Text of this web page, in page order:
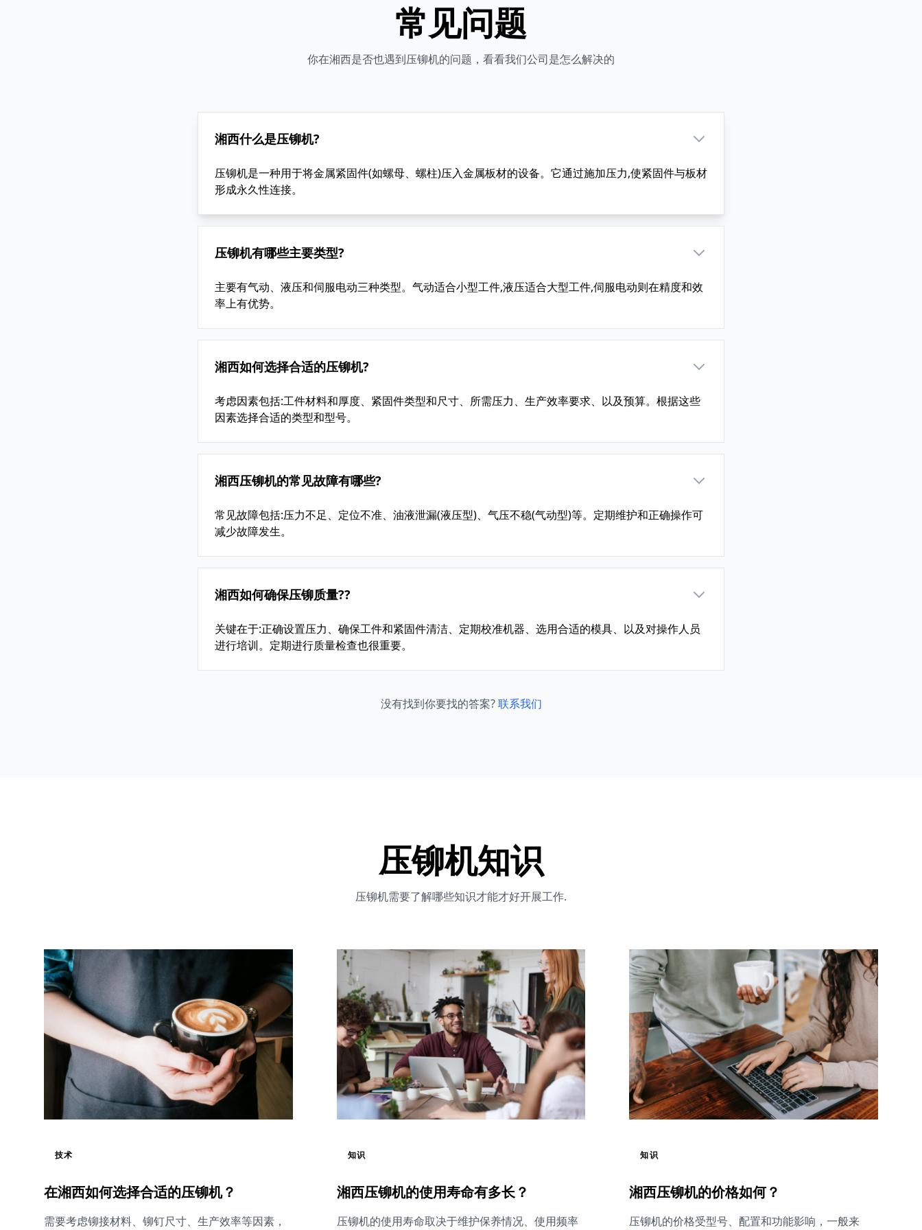
常见问题
你在湘西是否也遇到压铆机的问题，看看我们公司是怎么解决的
湘西什么是压铆机?
压铆机是一种用于将金属紧固件(如螺母、螺柱)压入金属板材的设备。它通过施加压力,使紧固件与板材
形成永久性连接。
压铆机有哪些主要类型?
主要有气动、液压和伺服电动三种类型。气动适合小型工件,液压适合大型工件,伺服电动则在精度和效
率上有优势。
湘西如何选择合适的压铆机?
考虑因素包括:工件材料和厚度、紧固件类型和尺寸、所需压力、生产效率要求、以及预算。根据这些
因素选择合适的类型和型号。
湘西压铆机的常见故障有哪些?
常见故障包括:压力不足、定位不准、油液泄漏(液压型)、气压不稳(气动型)等。定期维护和正确操作可
减少故障发生。
湘西如何确保压铆质量??
关键在于:正确设置压力、确保工件和紧固件清洁、定期校准机器、选用合适的模具、以及对操作人员
进行培训。定期进行质量检查也很重要。
没有找到你要找的答案?联系我们
压铆机知识
压铆机需要了解哪些知识才能才好开展工作.
技术
在湘西如何选择合适的压铆机？
需要考虑铆接材料、铆钉尺寸、生产效率等因素，
知识
湘西压铆机的使用寿命有多长？
压铆机的使用寿命取决于维护保养情况、使用频率
知识
湘西压铆机的价格如何？
压铆机的价格受型号、配置和功能影响，一般来